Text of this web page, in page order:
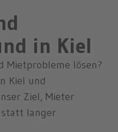
in Kiel
Mietprobleme lösen?
Kiel und
Ziel, Mieter
langer